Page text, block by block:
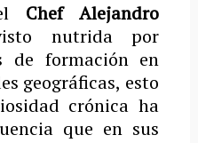
Chef Alejandro
nutrida por
de formación en
geográficas, esto
crónica ha
que en sus